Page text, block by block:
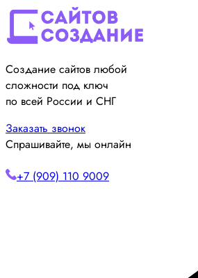
Создание сайтов любой
сложности под ключ
по всей России и СНГ
Заказать звонок
Спрашивайте, мы онлайн
+7 (909) 110 9009